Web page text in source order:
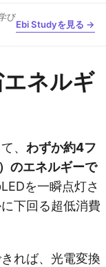
び
Ebi Studyを見る →
ネルギ
、 わずか約4フ
のエネルギーで
を一瞬点灯さ
下回る超低消費
れば、光電変換